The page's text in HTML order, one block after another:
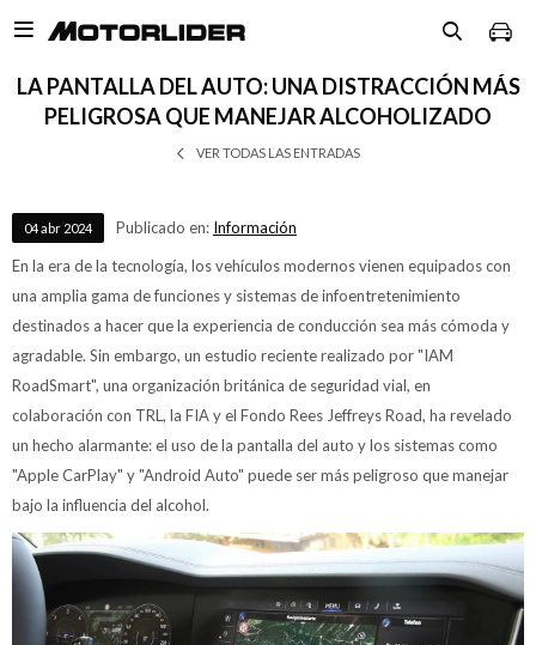

LA PANTALLA DEL AUTO: UNA DISTRACCIÓN MÁS
PELIGROSA QUE MANEJAR ALCOHOLIZADO
VER TODAS LAS ENTRADAS
04abr 2024 Publicado en: Información
En la era de la tecnología, los vehículos modernos vienen equipados con
una amplia gama de funciones y sistemas de infoentretenimiento
destinados a hacer que la experiencia de conducción sea más cómoda y
agradable. Sin embargo, un estudio reciente realizado por "IAM
RoadSmart", una organización británica de seguridad vial, en
colaboración con TRL, la FIA y el Fondo Rees Jeffreys Road, ha revelado
un hecho alarmante: el uso de la pantalla del auto y los sistemas como
"Apple CarPlay" y "Android Auto" puede ser más peligroso que manejar
bajo la influencia del alcohol.